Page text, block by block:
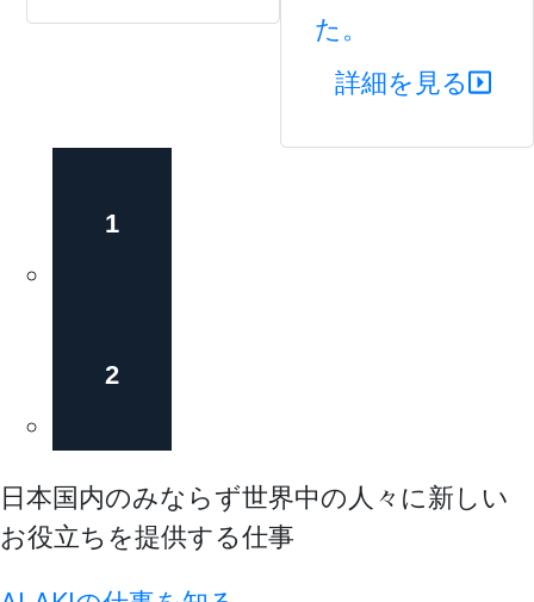
た。
詳細を見る
1
2
日本国内のみならず世界中の人々に新しい
お役立ちを提供する仕事